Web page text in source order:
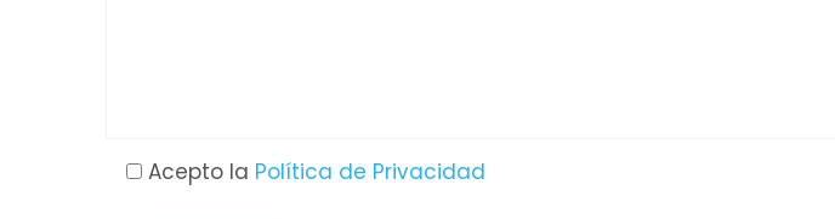
Acepto la Política de Privacidad